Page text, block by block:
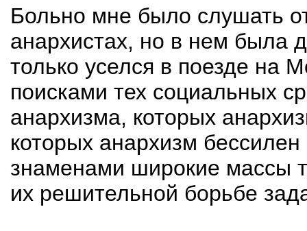
Больно мне было слушать
анархистах, но в нем была
только уселся в поезде на
поисками тех социальных
анархизма, которых
которых анархизм
знаменами широкие массы
их решительной борьбе